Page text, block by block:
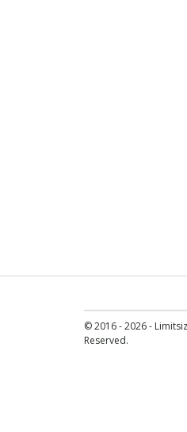
© 2016 - 2026 -
Reserved.